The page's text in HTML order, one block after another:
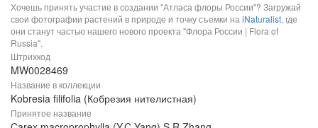
Хочешь принять участие в создании "Атласа флоры России"? Загружай
свои фотографии растений в природе и точку съемки на iNaturalist, где
они станут частью нашего нового проекта "Флора России | Flora of
Russia".
Штрихкод
MW0028469
Название в коллекции
Kobresia filifolia (Кобрезия нителистная)
Принятое название